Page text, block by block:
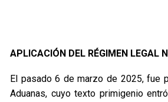
APLICACIÓN DEL RÉGIMEN LEGAL
El pasado 6 de marzo de 2025, fue
Aduanas, cuyo texto primigenio